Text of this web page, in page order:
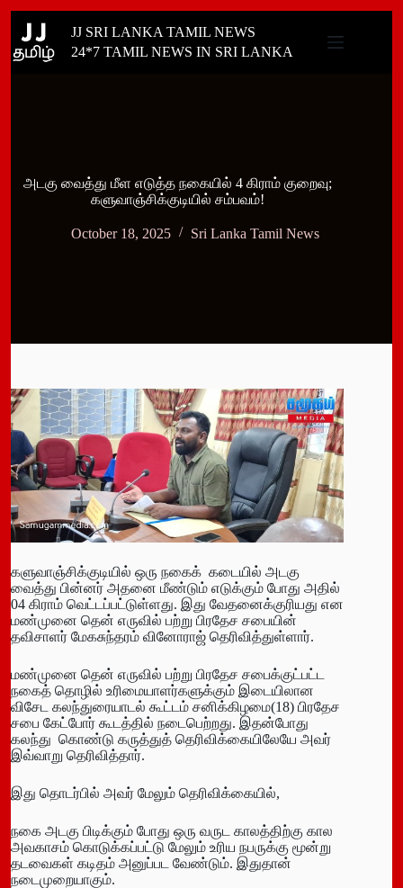
content
JJ SRI LANKA TAMIL NEWS
24*7 TAMIL NEWS IN SRI LANKA
அடகு வைத்து மீள எடுத்த நகையில் 4 கிராம் குறைவு;
களுவாஞ்சிக்குடியில் சம்பவம்!
October 18, 2025 Sri Lanka Tamil News
களுவாஞ்சிக்குடியில் ஒரு நகைக் கடையில் அடகு
வைத்து பின்னர் அதனை மீண்டும் எடுக்கும் போது அதில்
04 கிராம் வெட்டப்பட்டுள்ளது. இது வேதனைக்குரியது என
மண்முனை தென் எருவில் பற்று பிரதேச சபையின்
தவிசாளர் மேகசுந்தரம் வினோராஜ் தெரிவித்துள்ளார்.
மண்முனை தென் எருவில் பற்று பிரதேச சபைக்குட்பட்ட
நகைத் தொழில் உரிமையாளர்களுக்கும் இடையிலான
விசேட கலந்துரையாடல் கூட்டம் சனிக்கிழமை(18) பிரதேச
சபை கேட்போர் கூடத்தில் நடைபெற்றது. இதன்போது
கலந்து கொண்டு கருத்துத் தெரிவிக்கையிலேயே அவர்
இவ்வாறு தெரிவித்தார்.
இது தொடர்பில் அவர் மேலும் தெரிவிக்கையில்,
நகை அடகு பிடிக்கும் போது ஒரு வருட காலத்திற்கு கால
அவகாசம் கொடுக்கப்பட்டு மேலும் உரிய நபருக்கு மூன்று
தடவைகள் கடிதம் அனுப்பட வேண்டும். இதுதான்
நடைமுறையாகும்.